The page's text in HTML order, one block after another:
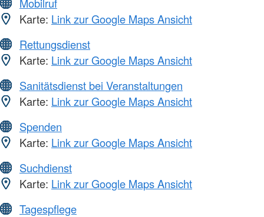
Mobilruf
Karte: Link zur Google Maps Ansicht
Rettungsdienst
Karte: Link zur Google Maps Ansicht
Sanitätsdienst bei Veranstaltungen
Karte: Link zur Google Maps Ansicht
Spenden
Karte: Link zur Google Maps Ansicht
Suchdienst
Karte: Link zur Google Maps Ansicht
Tagespflege